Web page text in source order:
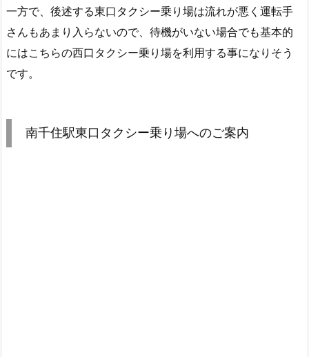
一方で、後述する東口タクシー乗り場は流れが悪く運転手
さんもあまり入らないので、待機がいない場合でも基本的
にはこちらの西口タクシー乗り場を利用する事になりそう
です。
南千住駅東口タクシー乗り場へのご案内